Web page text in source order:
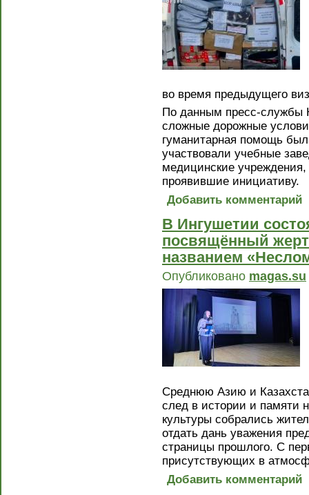
во время предыдущего
По данным пресс-службы
сложные дорожные
гуманитарная помощь
участвовали учебные
медицинские
проявившие инициативу.
Добавить комментарий
В Ингушетии
посвящённый
названием
Опубликовано magas.su
Среднюю Азию и
след в истории и памяти
культуры собрались
отдать дань уважения
страницы прошлого. С
присутствующих в
Добавить комментарий